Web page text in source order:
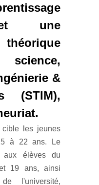
une
&
(STIM),
cible les jeunes
à 22 ans. Le
aux élèves du
19 ans, ainsi
l'université,